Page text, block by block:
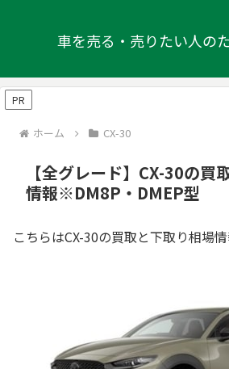
車を売る・売りたい人の
PR
ホーム CX-30
【全グレード】CX-30の買
情報※DM8P・DMEP型
こちらはCX-30の買取と下取り相場情